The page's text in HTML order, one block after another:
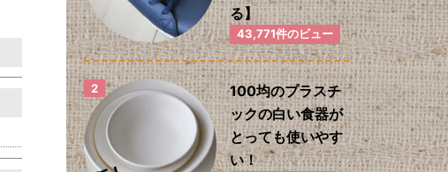
る】
43,771件のビュー
100均のプラスチ
ックの白い食器が
とっても使いやす
い！